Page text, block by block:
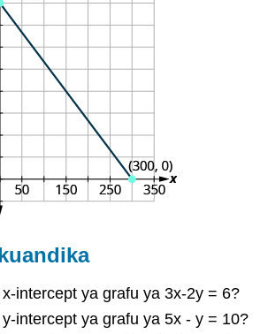
intercept ya grafu ya 3x-2y = 6?
intercept ya grafu ya 5x - y = 10?